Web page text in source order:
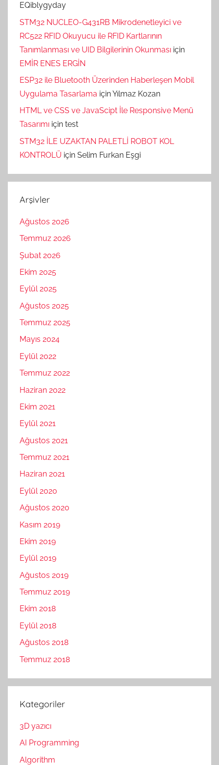
EQiblygyday
STM32 NUCLEO-G431RB Mikrodenetleyici ve
RC522 RFID Okuyucu ile RFID Kartlarının
Tanımlanması ve UID Bilgilerinin Okunması için
EMİR ENES ERGİN
ESP32 ile Bluetooth Üzerinden Haberleşen Mobil
Uygulama Tasarlama içinYılmaz Kozan
HTML ve CSS ve JavaScipt İle Responsive Menü
Tasarımı için test
STM32 İLE UZAKTAN PALETLİ ROBOT KOL
KONTROLÜ için Selim Furkan Eşgi
Arşivler
Ağustos 2026
Temmuz 2026
Şubat 2026
Ekim 2025
Eylül 2025
Ağustos 2025
Temmuz 2025
Mayıs 2024
Eylül 2022
Temmuz 2022
Haziran 2022
Ekim 2021
Eylül 2021
Ağustos 2021
Temmuz 2021
Haziran 2021
Eylül 2020
Ağustos 2020
Kasım 2019
Ekim 2019
Eylül 2019
Ağustos 2019
Temmuz 2019
Ekim 2018
Eylül 2018
Ağustos 2018
Temmuz 2018
Kategoriler
3D yazıcı
AI Programming
Algorithm